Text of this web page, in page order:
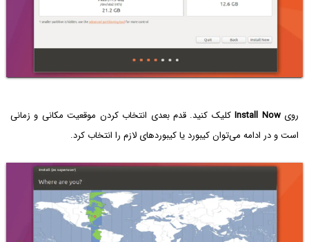
رویInstall Nowکلیک کنید. قدم بعدی انتخاب کردن موقعیت مکانی و زمانی
است و در ادامه می‌توان کیبورد یا کیبوردهای لازم را انتخاب کرد.